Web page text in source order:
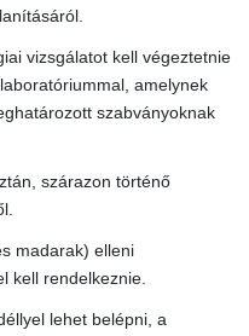
vizsgálatot kell végeztetnie
amelynek
szabványoknak
szárazon történő
madarak) elleni
kell rendelkeznie.
lehet belépni, a